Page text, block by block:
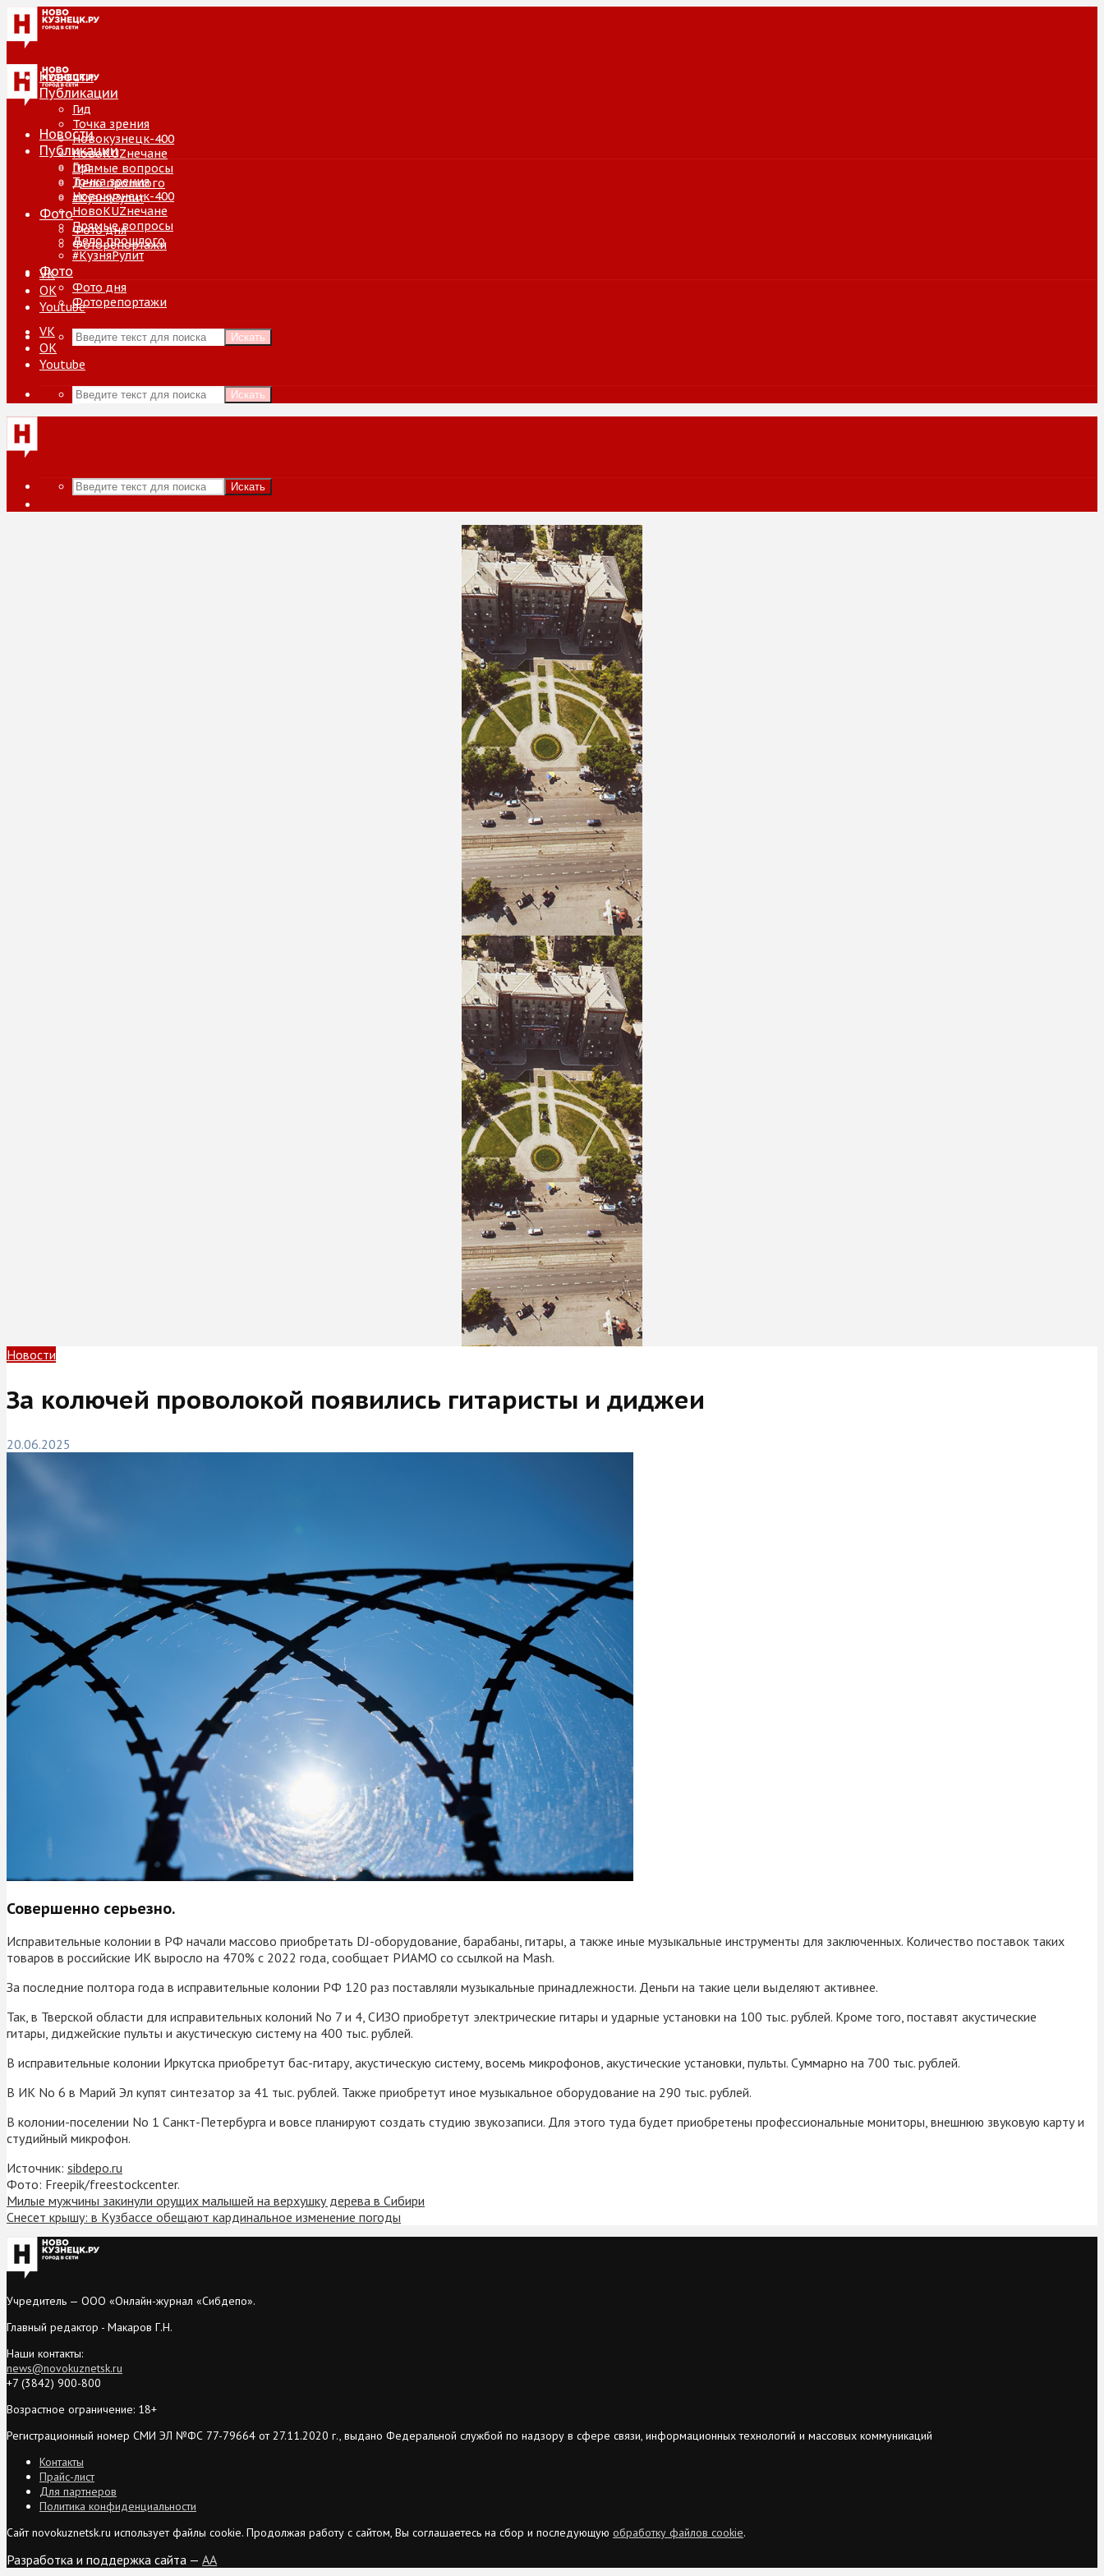
Новости
Публикации
Гид
Точка зрения
Новокузнецк-400
НовоKUZнечане
Прямые вопросы
Дело прошлого
#КузняРулит
Фото
Фото дня
Фоторепортажи
VK
ОК
Youtube
Искать
Новости
Публикации
Гид
Точка зрения
Новокузнецк-400
НовоKUZнечане
Прямые вопросы
Дело прошлого
#КузняРулит
Фото
Фото дня
Фоторепортажи
VK
ОК
Youtube
Искать
Искать
Новости
За колючей проволокой появились гитаристы и диджеи
20.06.2025
Совершенно серьезно.
Исправительные колонии в РФ начали массово приобретать DJ-оборудование, барабаны, гитары, а также иные музыкальные инструменты для заключенных. Количество поставок таких
товаров в российские ИК выросло на 470% с 2022 года, сообщает РИАМО со ссылкой на Mash.
За последние полтора года в исправительные колонии РФ 120 раз поставляли музыкальные принадлежности. Деньги на такие цели выделяют активнее.
Так, в Тверской области для исправительных колоний No 7 и 4, СИЗО приобретут электрические гитары и ударные установки на 100 тыс. рублей. Кроме того, поставят акустические
гитары, диджейские пульты и акустическую систему на 400 тыс. рублей.
В исправительные колонии Иркутска приобретут бас-гитару, акустическую систему, восемь микрофонов, акустические установки, пульты. Суммарно на 700 тыс. рублей.
В ИК No 6 в Марий Эл купят синтезатор за 41 тыс. рублей. Также приобретут иное музыкальное оборудование на 290 тыс. рублей.
В колонии-поселении No 1 Санкт-Петербурга и вовсе планируют создать студию звукозаписи. Для этого туда будет приобретены профессиональные мониторы, внешнюю звуковую карту и
студийный микрофон.
Источник: sibdepo.ru
Фото: Freepik/freestockcenter.
Милые мужчины закинули орущих малышей на верхушку дерева в Сибири
Снесет крышу: в Кузбассе обещают кардинальное изменение погоды
Учредитель — ООО «Онлайн-журнал «Сибдепо».
Главный редактор - Макаров Г.Н.
Наши контакты:
news@novokuznetsk.ru
+7 (3842) 900-800
Возрастное ограничение: 18+
Регистрационный номер СМИ ЭЛ №ФС 77-79664 от 27.11.2020 г., выдано Федеральной службой по надзору в сфере связи, информационных технологий и массовых коммуникаций
Контакты
Прайс-лист
Для партнеров
Политика конфиденциальности
Сайт novokuznetsk.ru использует файлы cookie. Продолжая работу с сайтом, Вы соглашаетесь на сбор и последующую обработку файлов cookie.
Разработка и поддержка сайта — AA